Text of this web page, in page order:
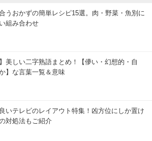
うおかずの簡単レシピ15選。肉・野菜・魚別に
組み合わせ
】美しい二字熟語まとめ！【儚い・幻想的・自
】な言葉一覧＆意味
いテレビのレイアウト特集！凶方位にしか置け
対処法もご紹介